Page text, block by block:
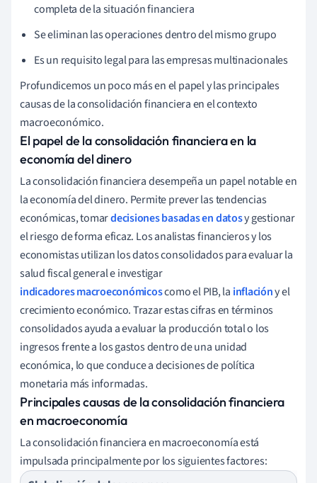
completa de la situación financiera
Se eliminan las operaciones dentro del mismo grupo
Es un requisito legal para las empresas multinacionales
Profundicemos un poco más en el papel y las principales
causas de la consolidación financiera en el contexto
macroeconómico.
El papel de la consolidación financiera en la
economía del dinero
La consolidación financiera desempeña un papel notable en
la economía del dinero. Permite prever las tendencias
económicas, tomardecisiones basadas en datosy gestionar
el riesgo de forma eficaz. Los analistas financieros y los
economistas utilizan los datos consolidados para evaluar la
salud fiscal general e investigar
indicadores macroeconómicoscomo el PIB, la inflacióny el
crecimiento económico. Trazar estas cifras en términos
consolidados ayuda a evaluar la producción total o los
ingresos frente a los gastos dentro de una unidad
económica, lo que conduce a decisiones de política
monetaria más informadas.
Principales causas de la consolidación financiera
en macroeconomía
La consolidación financiera en macroeconomía está
impulsada principalmente por los siguientes factores: